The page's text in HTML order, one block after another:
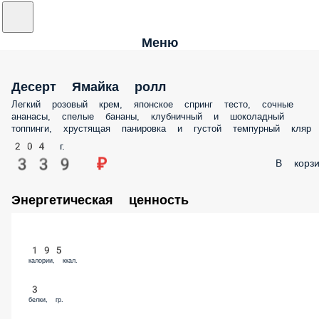
Меню
Десерт Ямайка ролл
Легкий розовый крем, японское спринг тесто, сочные ананасы, спелые
бананы, клубничный и шоколадный топпинги, хрустящая панировка и
густой темпурный кляр
204 г.
339 ₽ В
Энергетическая ценность
195
калории, ккал.
3
белки, гр.